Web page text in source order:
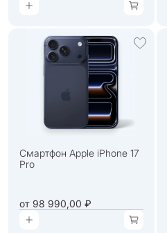
Смартфон Apple iPhone 17
Pro
от 98 990,00 ₽